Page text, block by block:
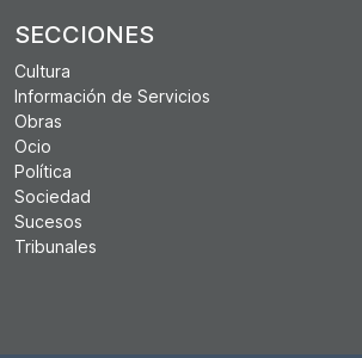
SECCIONES
Cultura
Información de Servicios
Obras
Ocio
Política
Sociedad
Sucesos
Tribunales